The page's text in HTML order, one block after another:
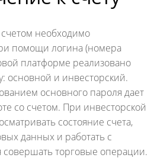
необходимо
помощи логина (номера
платформе реализовано
основной и инвесторский.
основного пароля дает
со счетом. При инвесторской
состояние счета,
данных и работать с
совершать торговые операции.